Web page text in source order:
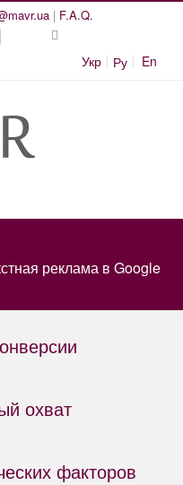
| F.A.Q.
Укр Ру En
реклама в Google
охват
факторов